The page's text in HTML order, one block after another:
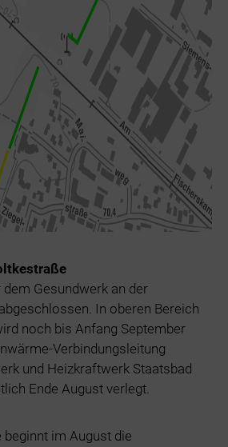
Gesundwerk an der
In oberen Bereich
noch bis Anfang September
Verbindungsleitung
und Heizkraftwerk Staatsbad
Ende August verlegt.
im August die